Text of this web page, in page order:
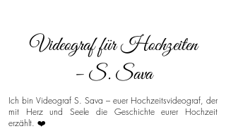
Videograf für Hochzeiten
– S. Sava
Ich bin Videograf S. Sava – euer Hochzeitsvideograf, der
mit Herz und Seele die Geschichte eurer Hochzeit
erzählt. ❤️